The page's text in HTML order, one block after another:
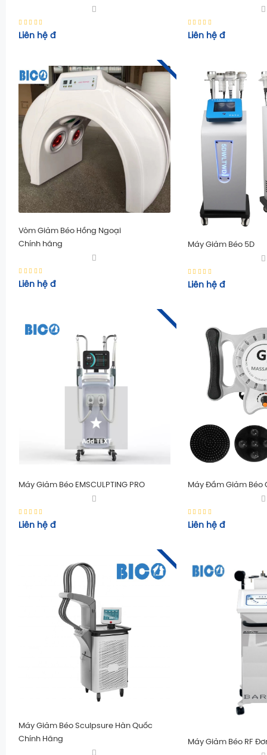
Liên hệ đ Liên hệ đ
Vòm Giảm Béo Hồng Ngoại
Chính hãng
Liên hệ đ
Máy Giảm Béo 5D
Liên hệ đ
Máy Giảm Béo EMSCULPTING PRO
Liên hệ đ
Máy Đầm Giảm Béo
Liên hệ đ
Máy Giảm Béo Sculpsure Hàn Quốc
Chính Hãng
Máy Giảm Béo RF